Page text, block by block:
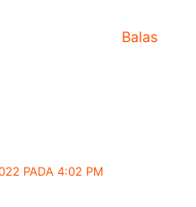
Balas
PADA 4:02 PM